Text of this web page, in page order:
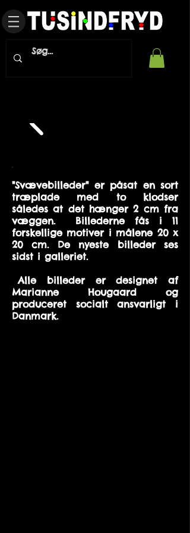
"Svævebilleder" er påsat en sort
træplade med to klodser
således at det hænger 2 cm fra
væggen. Billederne fås i 11
forskellige motiver i målene 20 x
20 cm. Denyeste billeder ses
sidst i galleriet.
BAlle billeder er designet af
Marianne Hougaard og
produceret socialt ansvarligt i
Danmark.